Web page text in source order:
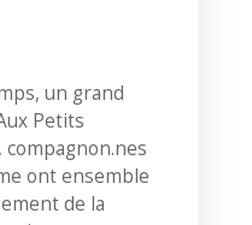
un grand
Petits
compagnon.nes
ont ensemble
de la